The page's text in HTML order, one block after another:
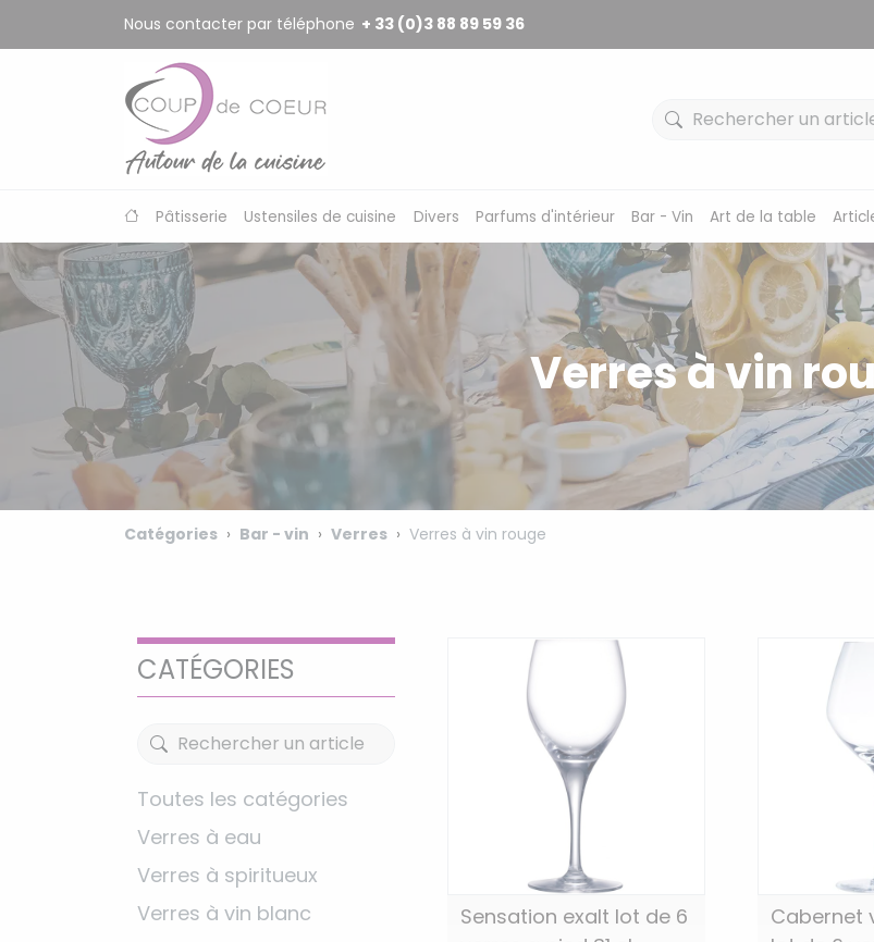
Nous contacter par téléphone + 33 (0)3 88 89 59 36
Pâtisserie Ustensiles de cuisine Divers Parfums d'intérieur Bar - Vin Art de la table
Verres à vin
Catégories Bar - vin Verres Verres à vin rouge
CATÉGORIES
Toutes les catégories
Verres à eau
Verres à spiritueux
Verres à vin blanc
Sensation exalt lot de 6
Cabernet
Panneau de gestion des cookies